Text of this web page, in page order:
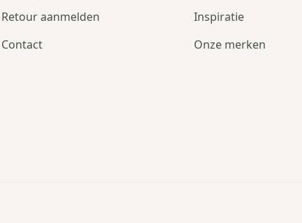
Retour aanmelden
Contact
Inspiratie
Onze merken